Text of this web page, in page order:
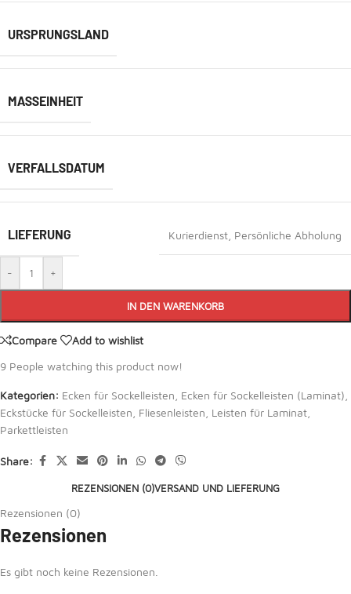
URSPRUNGSLAND
MASSEINHEIT
VERFALLSDATUM
LIEFERUNG Kurierdienst Persönliche Abholung
- +
IN DEN WARENKORB
Compare
Add to wishlist
9 People watching this product now!
Kategorien: Ecken für Sockelleisten Ecken für Sockelleisten (Laminat)
Eckstücke für Sockelleisten Fliesenleisten Leisten für Laminat
Parkettleisten
Share:
REZENSIONEN (0)VERSAND UND LIEFERUNG
Rezensionen (0)
Rezensionen
Es gibt noch keine Rezensionen.